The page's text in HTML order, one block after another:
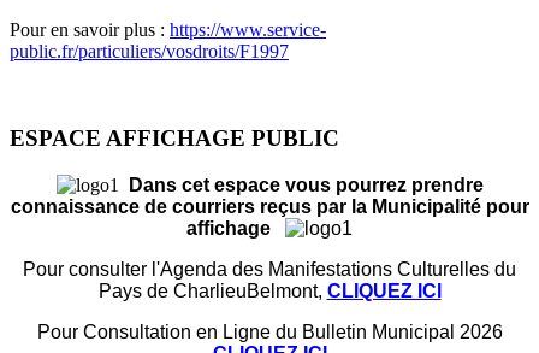
Pour en savoir plus : https://www.service-
public.fr/particuliers/vosdroits/F1997
ESPACE AFFICHAGE PUBLIC
Dans cet espace vous pourrez prendre
connaissance de courriers reçus par la Municipalité pour
affichage
Pour consulter l'Agenda des Manifestations Culturelles du
Pays de CharlieuBelmont, CLIQUEZ ICI
Pour Consultation en Ligne du Bulletin Municipal 2026